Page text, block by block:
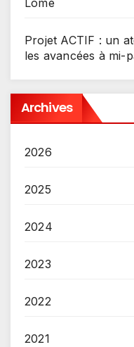
Lomé
Projet ACTIF : un
les avancées à mi-
Archives
2026
2025
2024
2023
2022
2021